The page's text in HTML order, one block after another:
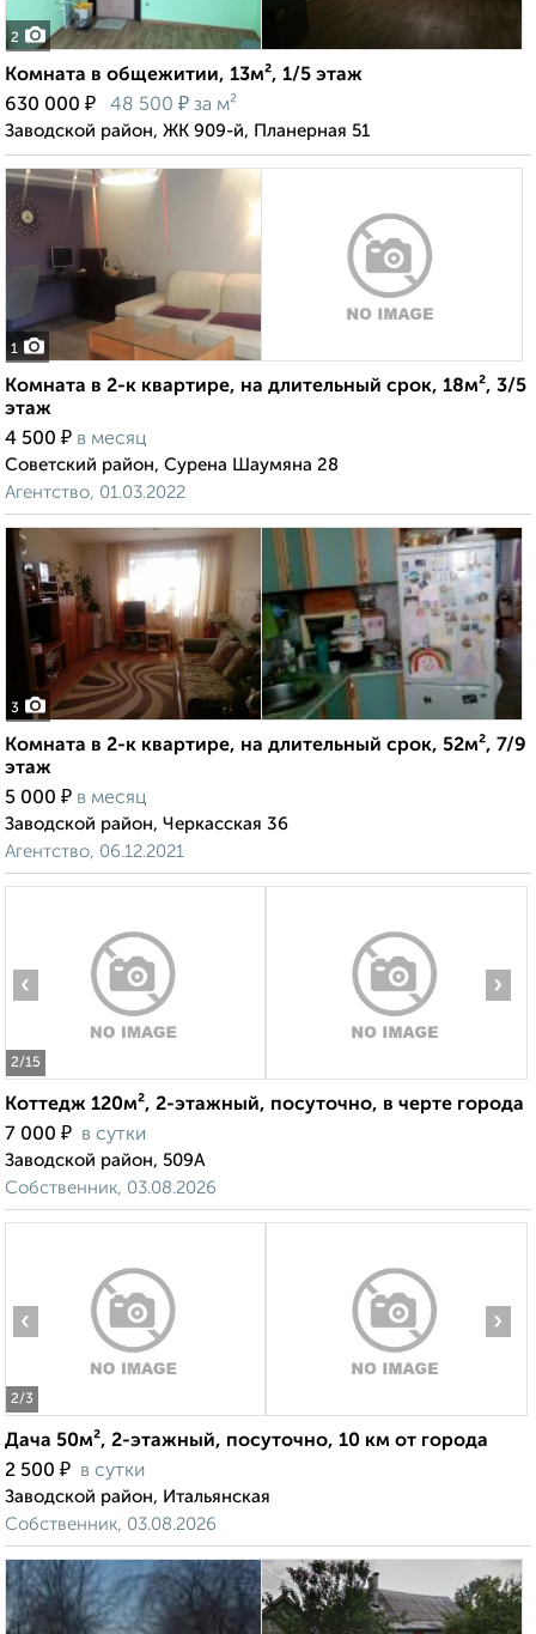
2
Комната в общежитии, 13м², 1/5 этаж
630 000 ₽ 48 500 ₽ за м²
Заводской район, ЖК 909-й, Планерная 51
1
Комната в 2-к квартире, на длительный срок, 18м², 3/5
этаж
4 500 ₽ в месяц
Советский район, Сурена Шаумяна 28
Агентство, 01.03.2022
3
Комната в 2-к квартире, на длительный срок, 52м², 7/9
этаж
5 000 ₽ в месяц
Заводской район, Черкасская 36
Агентство, 06.12.2021
2/15
‹ ›
Коттедж 120м², 2-этажный, посуточно, в черте города
7 000 ₽ в сутки
Заводской район, 509А
Собственник, 03.08.2026
2/3
‹ ›
Дача 50м², 2-этажный, посуточно, 10 км от города
2 500 ₽ в сутки
Заводской район, Итальянская
Собственник, 03.08.2026